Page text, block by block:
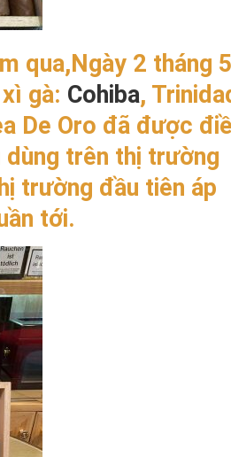
qua,Ngày 2 tháng
gà: Cohiba,
De Oro đã được
trên thị trường
trường đầu tiên áp
tới.